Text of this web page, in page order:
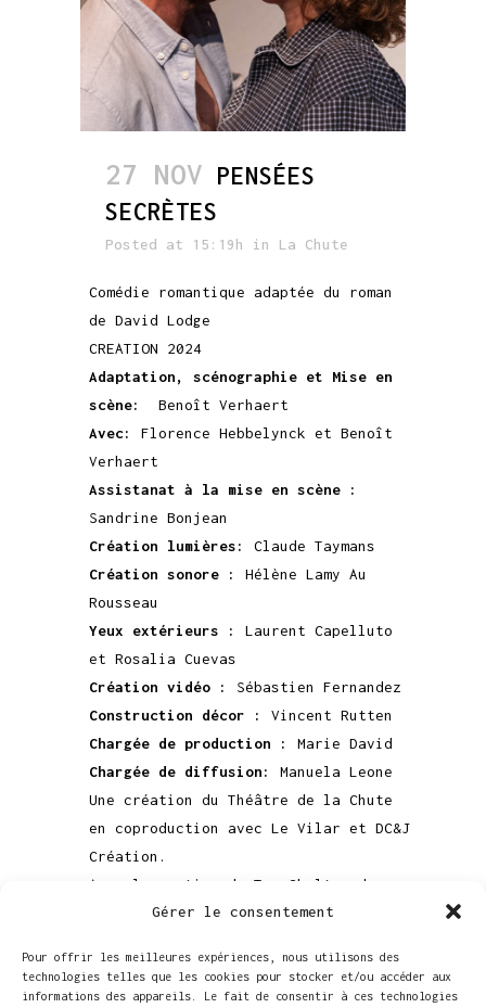
Gérer le consentement
Pour offrir les meilleures expériences, nous utilisons des
technologies telles que les cookies pour stocker et/ou accéder aux
informations des appareils. Le fait de consentir à ces technologies
27 NOV PENSÉES
SECRÈTES
Posted at 15:19h in La Chute
Comédie romantique adaptée du roman
de David Lodge
CREATION 2024
Adaptation, scénographie et Mise en
scène:
Benoît Verhaert
Avec:
Florence Hebbelynck et Benoît
Verhaert
Assistanat à la mise en scène :
Sandrine Bonjean
Création lumières:
Claude Taymans
Création sonore :
Hélène Lamy Au
Rousseau
Yeux extérieurs :
Laurent Capelluto
et Rosalia Cuevas
Création vidéo :
Sébastien Fernandez
Construction décor :
Vincent Rutten
Chargée de production :
Marie David
Chargée de diffusion:
Manuela Leone
Une création du Théâtre de la Chute
en coproduction avec Le Vilar et DC&J
Création.
Avec le soutien du Tax Shelter du
Gouvernement fédéral belge et d’Inver
Remerciements à Pierre Dupont